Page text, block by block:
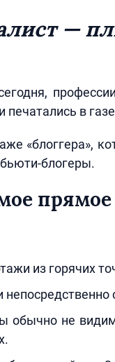
—
в
«блоггера»,
блогеры.
из горячих
не